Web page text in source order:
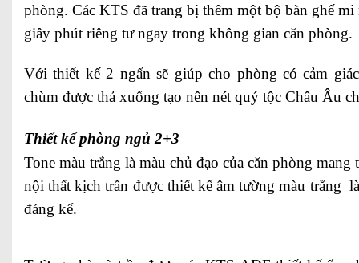
phòng. Các KTS đã trang bị thêm một bộ bàn ghế
giây phút riêng tư ngay trong không gian căn phòng.
Với thiết kế 2 ngấn sẽ giúp cho phòng có cảm
chùm được thả xuống tạo nên nét quý tộc Châu Âu
Thiết kế phòng ngủ 2+3
Tone màu trắng là màu chủ đạo của căn phòng mang
nội thất kịch trần được thiết kế âm tường màu trắng
đáng kể.